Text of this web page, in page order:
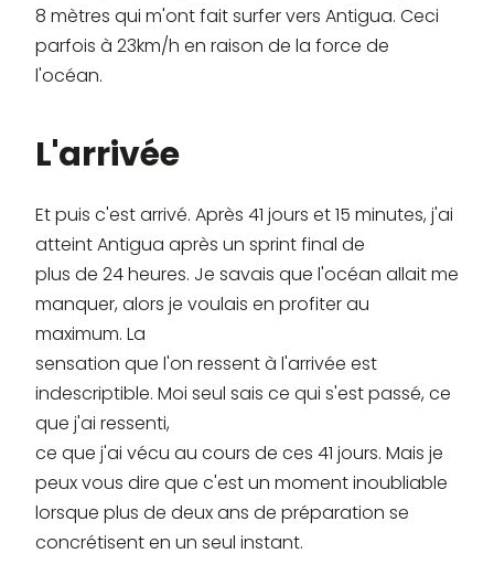
8 mètres qui m'ont fait surfer vers Antigua. Ceci
parfois à 23km/h en raison de la force de
l'océan.
L'arrivée
Et puis c'est arrivé. Après 41 jours et 15 minutes, j'ai
atteint Antigua après un sprint final de
plus de 24 heures. Je savais que l'océan allait me
manquer, alors je voulais en profiter au
maximum. La
sensation que l'on ressent à l'arrivée est
indescriptible. Moi seul sais ce qui s'est passé, ce
que j'ai ressenti,
ce que j'ai vécu au cours de ces 41 jours. Mais je
peux vous dire que c'est un moment inoubliable
lorsque plus de deux ans de préparation se
concrétisent en un seul instant.